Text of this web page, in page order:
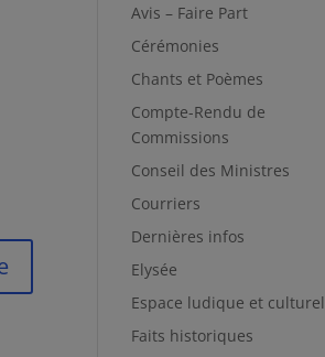
Avis – Faire Part
Cérémonies
Chants et Poèmes
Compte-Rendu de
Commissions
Conseil des Ministres
Courriers
Dernières infos
Elysée
Espace ludique et culturel
Faits historiques